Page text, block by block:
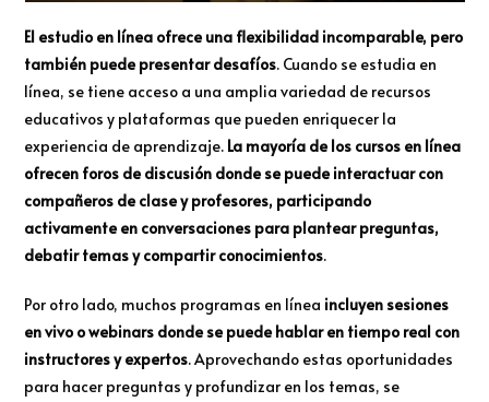
El estudio en línea ofrece una flexibilidad incomparable, pero
también puede presentar desafíos. Cuando se estudia en
línea, se tiene acceso a una amplia variedad de recursos
educativos y plataformas que pueden enriquecer la
experiencia de aprendizaje. La mayoría de los cursos en línea
ofrecen foros de discusión donde se puede interactuar con
compañeros de clase y profesores, participando
activamente en conversaciones para plantear preguntas,
debatir temas y compartir conocimientos.
Por otro lado, muchos programas en línea incluyen sesiones
en vivo o webinars donde se puede hablar en tiempo real con
instructores y expertos. Aprovechando estas oportunidades
para hacer preguntas y profundizar en los temas, se